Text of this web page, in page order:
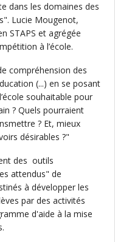
dans les domaines des
Lucie Mougenot,
STAPS et agrégée
à l’école.
compréhension des
(...) en se posant
souhaitable pour
? Quels pourraient
? Et, mieux
désirables ?"
des outils
attendus" de
à développer les
par des activités
d'aide à la mise